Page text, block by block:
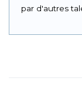
par d'autres